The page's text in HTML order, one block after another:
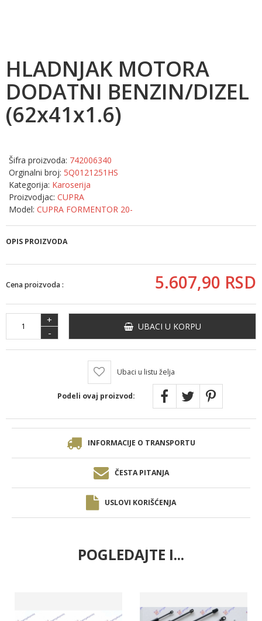
HLADNJAK MOTORA
DODATNI BENZIN/DIZEL
(62x41x1.6)
Šifra proizvoda: 742006340
Orginalni broj: 5Q0121251HS
Kategorija: Karoserija
Proizvodjac: CUPRA
Model: CUPRA FORMENTOR 20-
OPIS PROIZVODA
Cena proizvoda : 5.607,90 RSD
+
-
UBACI U KORPU
Ubaci u listu želja
Podeli ovaj proizvod:
INFORMACIJE O TRANSPORTU
ČESTA PITANJA
USLOVI KORIŠĆENJA
POGLEDAJTE I...